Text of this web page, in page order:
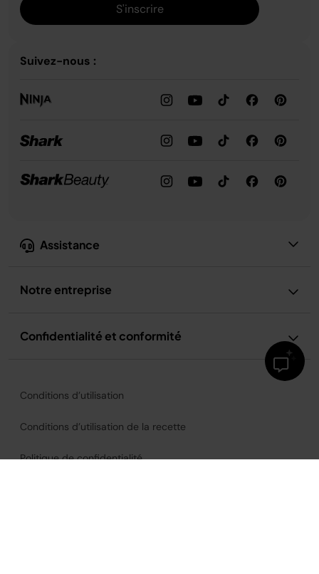
Assistance
Notre entreprise
Confidentialité et conformité
S'inscrire
Suivez-nous :
Conditions d’utilisation
Conditions d’utilisation de la recette
Politique de confidentialité